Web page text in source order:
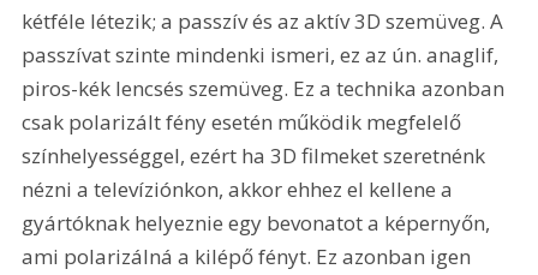
kétféle létezik; a passzív és az aktív 3D szemüveg. A
passzívat szinte mindenki ismeri, ez az ún. anaglif,
piros-kék lencsés szemüveg. Ez a technika azonban
csak polarizált fény esetén működik megfelelő
színhelyességgel, ezért ha 3D filmeket szeretnénk
nézni a televíziónkon, akkor ehhez el kellene a
gyártóknak helyeznie egy bevonatot a képernyőn,
ami polarizálná a kilépő fényt. Ez azonban igen